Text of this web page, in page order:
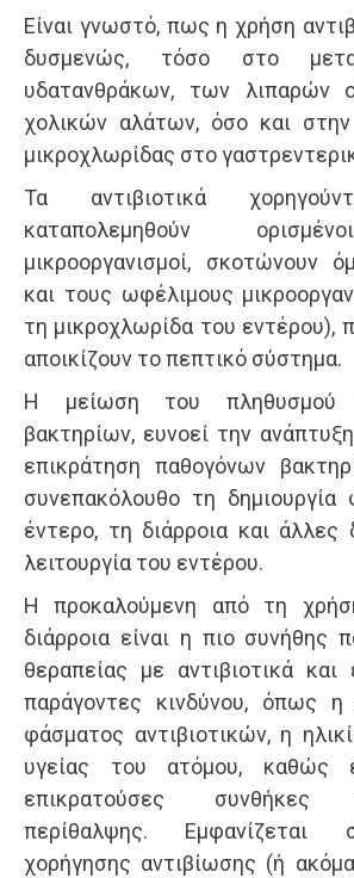
Είναι γνωστό, πως η χρήση
δυσμενώς, τόσο στο
υδατανθράκων, των λιπαρών
χολικών αλάτων, όσο και στην
μικροχλωρίδας στο
Τα αντιβιοτικά
καταπολεμηθούν
μικροοργανισμοί, σκοτώνουν
και τους ωφέλιμους
τη μικροχλωρίδα του εντέρου),
αποικίζουν το πεπτικό σύστημα.
Η μείωση του πληθυσμού
βακτηρίων, ευνοεί την
επικράτηση παθογόνων
συνεπακόλουθο τη
έντερο, τη διάρροια και άλλες
λειτουργία του εντέρου.
Η προκαλούμενη από τη
διάρροια είναι η πιο συνήθης
θεραπείας με αντιβιοτικά και
παράγοντες κινδύνου, όπως
φάσματος αντιβιοτικών, η
υγείας του ατόμου, καθώς
επικρατούσες συνθήκες
περίθαλψης. Εμφανίζεται
χορήγησης αντιβίωσης (ή